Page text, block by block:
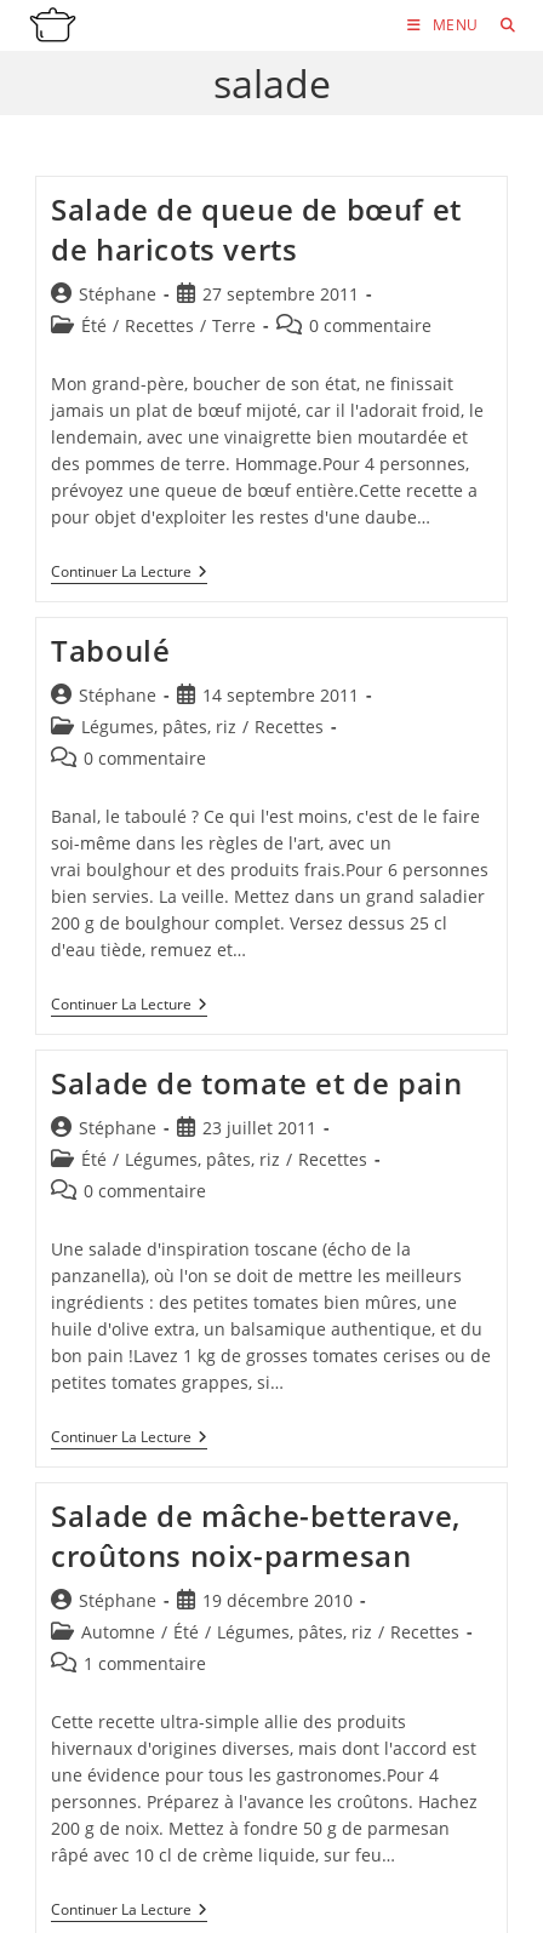
Skip
MENU
salade
Salade de queue de bœuf et
de haricots verts
Auteur/autrice
de
Stéphane
Publication
publiée :
27 septembre 2011
PostÉté / Recettes / Terre
Commentaires
la
publication :
0 commentaire
Mon grand-père, boucher de son état, ne finissait
jamais un plat de bœuf mijoté, car il l'adorait froid, le
lendemain, avec une vinaigrette bien moutardée et
des pommes de terre. Hommage.Pour 4 personnes,
prévoyez une queue de bœuf entière.Cette recette a
pour objet d'exploiter les restes d'une daube…
Continuer La Lecture Salade
De
De
Haricots
Verts
Taboulé
Auteur/autrice
de
la
publication :
Stéphane
Publication
publiée :
14 septembre 2011
Post
category:
Légumes, pâtes, riz / Recettes
Commentaires
la
publication :
0 commentaire
Banal, le taboulé ? Ce qui l'est moins, c'est de le faire
soi-même dans les règles de l'art, avec un
vrai boulghour et des produits frais.Pour 6 personnes
bien servies. La veille. Mettez dans un grand saladier
200 g de boulghour complet. Versez dessus 25 cl
d'eau tiède, remuez et…
Continuer La Lecture Taboulé
Salade de tomate et de pain
Auteur/autrice
de
la
publication :
Stéphane
Publication
publiée :
23 juillet 2011
Post
category:
Été / Légumes, pâtes, riz / Recettes
Commentaires
la
publication :
0 commentaire
Une salade d'inspiration toscane (écho de la
panzanella), où l'on se doit de mettre les meilleurs
ingrédients : des petites tomates bien mûres, une
huile d'olive extra, un balsamique authentique, et du
bon pain !Lavez 1 kg de grosses tomates cerises ou de
petites tomates grappes, si…
Continuer La Lecture Salade
De
De
Pain
Salade de mâche-betterave,
croûtons noix-parmesan
Auteur/autrice
de
la
publication :
Stéphane
Publication
publiée :
19 décembre 2010
Post
category:
Automne / Été / Légumes, pâtes, riz / Recettes
Commentaires
la
publication :
1 commentaire
Cette recette ultra-simple allie des produits
hivernaux d'origines diverses, mais dont l'accord est
une évidence pour tous les gastronomes.Pour 4
personnes. Préparez à l'avance les croûtons. Hachez
200 g de noix. Mettez à fondre 50 g de parmesan
râpé avec 10 cl de crème liquide, sur feu…
Continuer La Lecture Salade